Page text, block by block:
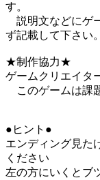
す。
説明文などにゲ
ず記載して下さい。
★制作協力★
ゲームクリエイタ
このゲームは課
●ヒント●
エンディング見た
ください
左の方にいくとブ